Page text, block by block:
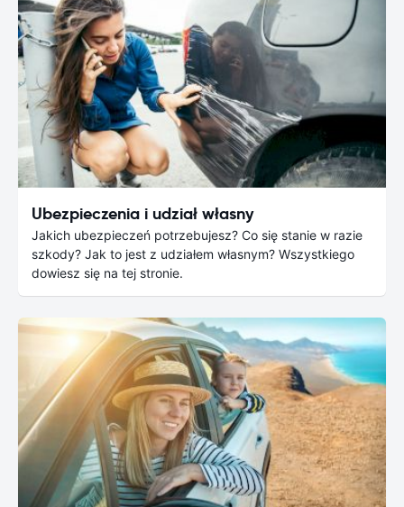
Ubezpieczenia i udział własny
Jakich ubezpieczeń potrzebujesz? Co się stanie w razie
szkody? Jak to jest z udziałem własnym? Wszystkiego
dowiesz się na tej stronie.